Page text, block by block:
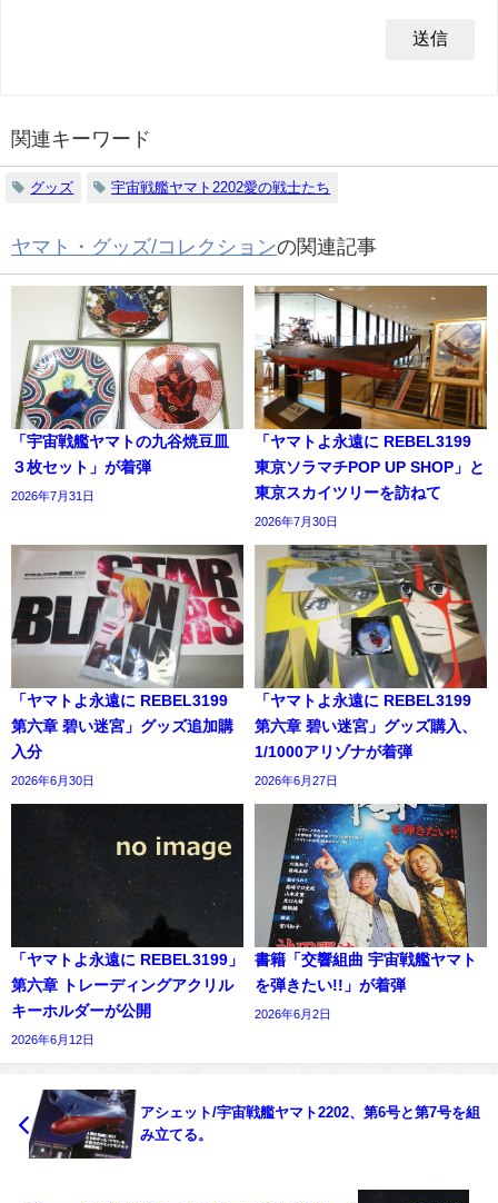
関連キーワード
グッズ 宇宙戦艦ヤマト2202愛の戦士たち
ヤマト・グッズ/コレクションの関連記事
「宇宙戦艦ヤマトの九谷焼豆皿
３枚セット」が着弾
2026年7月31日
「ヤマトよ永遠に REBEL3199
東京ソラマチPOP UP SHOP」と
東京スカイツリーを訪ねて
2026年7月30日
「ヤマトよ永遠に REBEL3199
第六章 碧い迷宮」グッズ追加購
入分
2026年6月30日
「ヤマトよ永遠に REBEL3199
第六章 碧い迷宮」グッズ購入、
1/1000アリゾナが着弾
2026年6月27日
「ヤマトよ永遠に REBEL3199」
第六章 トレーディングアクリル
キーホルダーが公開
2026年6月12日
書籍「交響組曲 宇宙戦艦ヤマト
を弾きたい!!」が着弾
2026年6月2日
アシェット/宇宙戦艦ヤマト2202、第6号と第7号を組
み立てる。